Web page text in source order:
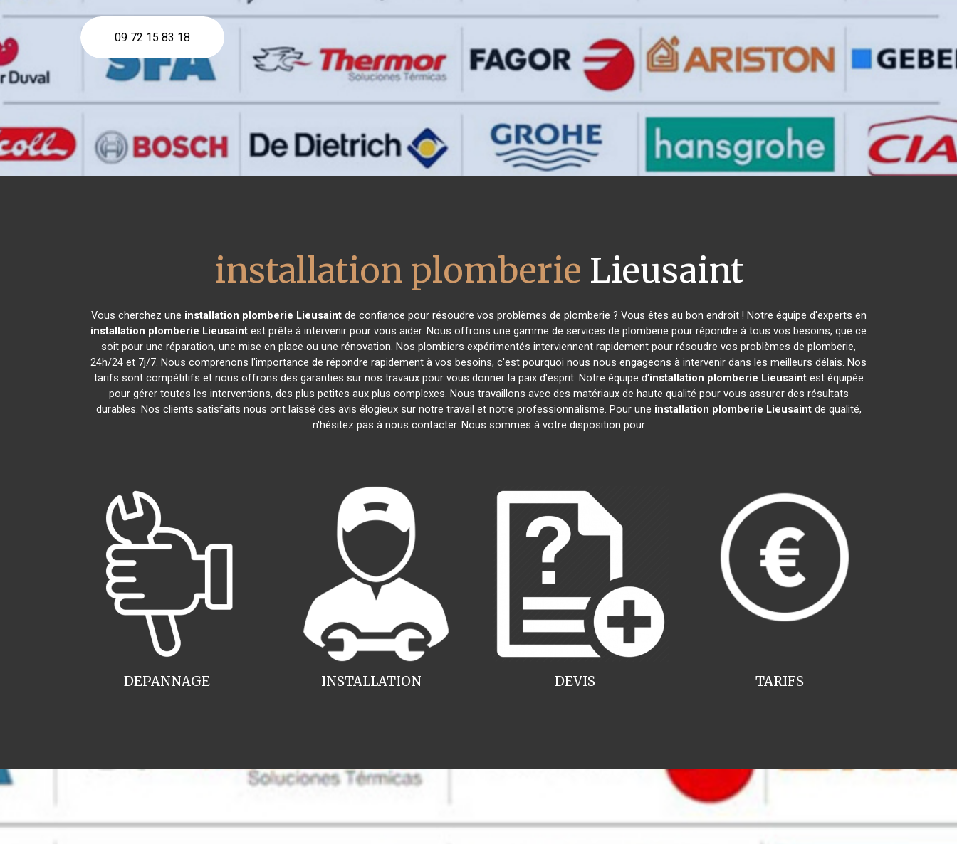
09 72 15 83 18
installation plomberie Lieusaint
Vous cherchez une installation plomberie Lieusaintde confiance pour résoudre vos problèmes de plomberie ? Vous êtes au bon endroit ! Notre équipe d'experts en
installation plomberie Lieusaint est prête à intervenir pour vous aider. Nous offrons une gamme de services de plomberie pour répondre à tous vos besoins, que ce
soit pour une réparation, une mise en place ou une rénovation. Nos plombiers expérimentés interviennent rapidement pour résoudre vos problèmes de plomberie,
24h/24 et 7j/7. Nous comprenons l'importance de répondre rapidement à vos besoins, c'est pourquoi nous nous engageons à intervenir dans les meilleurs délais. Nos
tarifs sont compétitifs et nous offrons des garanties sur nos travaux pour vous donner la paix d'esprit. Notre équipe d'installation plomberie Lieusaintest équipée
pour gérer toutes les interventions, des plus petites aux plus complexes. Nous travaillons avec des matériaux de haute qualité pour vous assurer des résultats
durables. Nos clients satisfaits nous ont laissé des avis élogieux sur notre travail et notre professionnalisme. Pour une installation plomberie Lieusaintde qualité,
n'hésitez pas à nous contacter. Nous sommes à votre disposition pour
INSTALLATION
DEPANNAGE TARIFS
DEVIS